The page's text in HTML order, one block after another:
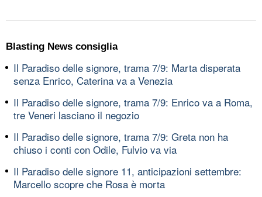
Blasting News consiglia
Il Paradiso delle signore, trama 7/9: Marta disperata
senza Enrico, Caterina va a Venezia
Il Paradiso delle signore, trama 7/9: Enrico va a Roma,
tre Veneri lasciano il negozio
Il Paradiso delle signore, trama 7/9: Greta non ha
chiuso i conti con Odile, Fulvio va via
Il Paradiso delle signore 11, anticipazioni settembre:
Marcello scopre che Rosa è morta